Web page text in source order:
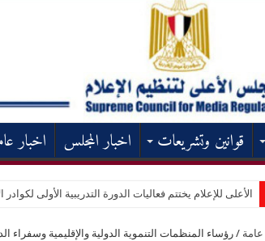
قوانين وتشريعات اخبار المجلس اخبار
الأعلى للإعلام يختتم فعاليات الدورة التدريبية الأولى لكوادر
عامة / رؤساء المنظمات التنموية الدولية والإقليمية